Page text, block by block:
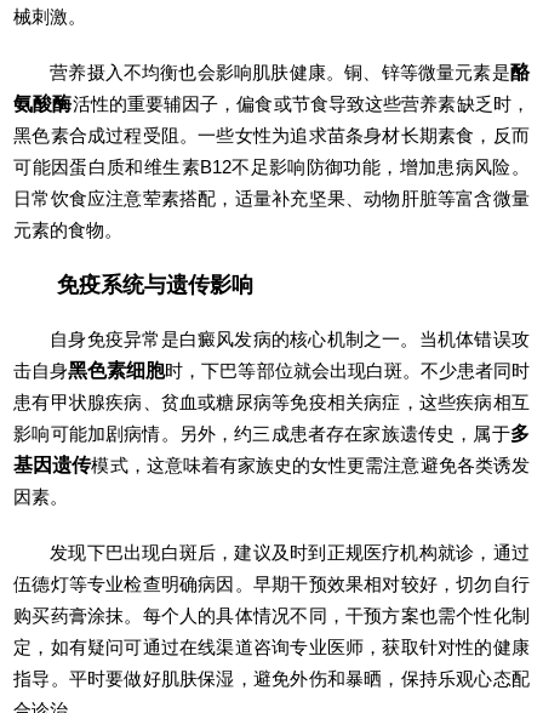
械刺激。
营养摄入不均衡也会影响肌肤健康。铜、锌等微量元素是酪
氨酸酶活性的重要辅因子，偏食或节食导致这些营养素缺乏时，
黑色素合成过程受阻。一些女性为追求苗条身材长期素食，反而
可能因蛋白质和维生素B12不足影响防御功能，增加患病风险。
日常饮食应注意荤素搭配，适量补充坚果、动物肝脏等富含微量
元素的食物。
免疫系统与遗传影响
自身免疫异常是白癜风发病的核心机制之一。当机体错误攻
击自身黑色素细胞时，下巴等部位就会出现白斑。不少患者同时
患有甲状腺疾病、贫血或糖尿病等免疫相关病症，这些疾病相互
影响可能加剧病情。另外，约三成患者存在家族遗传史，属于多
基因遗传模式，这意味着有家族史的女性更需注意避免各类诱发
因素。
发现下巴出现白斑后，建议及时到正规医疗机构就诊，通过
伍德灯等专业检查明确病因。早期干预效果相对较好，切勿自行
购买药膏涂抹。每个人的具体情况不同，干预方案也需个性化制
定，如有疑问可通过在线渠道咨询专业医师，获取针对性的健康
指导。平时要做好肌肤保湿，避免外伤和暴晒，保持乐观心态配